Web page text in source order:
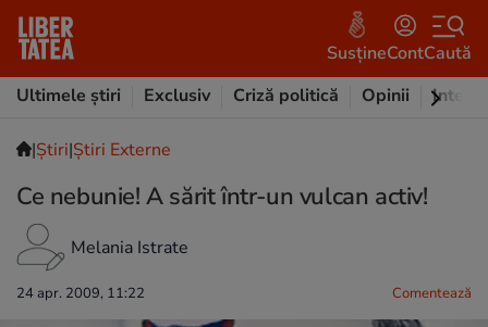
SusțineContCaută
Ultimele știri
Exclusiv Criză politică Opinii
|Ştiri|Știri Externe
Ce nebunie! A sărit într-un vulcan activ!
Melania Istrate
24 apr. 2009, 11:22 Comentează